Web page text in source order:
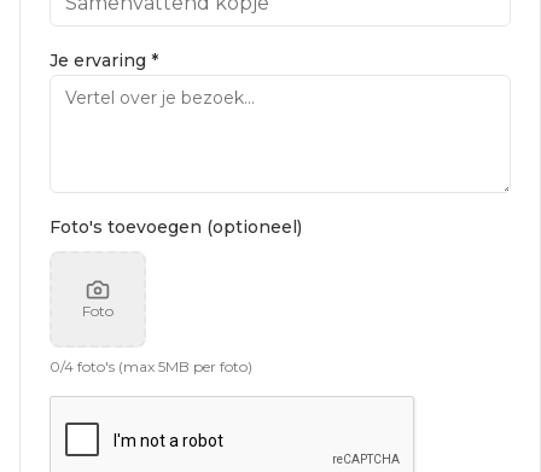
Je ervaring *
Foto's toevoegen (optioneel)
Foto
0/4 foto's (max 5MB per foto)